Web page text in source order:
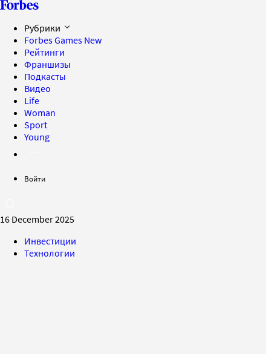
Рубрики
Forbes Games New
Рейтинги
Франшизы
Подкасты
Видео
Life
Woman
Sport
Young
Войти
16 December 2025
Инвестиции
Технологии